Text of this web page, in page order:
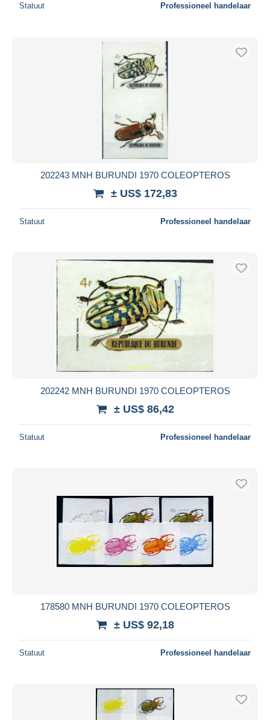
Statuut Professioneel handelaar
202243 MNH BURUNDI 1970 COLEOPTEROS
± US$ 172,83
Statuut Professioneel handelaar
202242 MNH BURUNDI 1970 COLEOPTEROS
± US$ 86,42
Statuut Professioneel handelaar
178580 MNH BURUNDI 1970 COLEOPTEROS
± US$ 92,18
Statuut Professioneel handelaar